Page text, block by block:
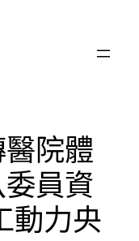
院體
員資
動力央